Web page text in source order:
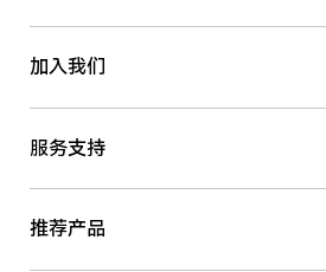
加入我们
服务支持
推荐产品